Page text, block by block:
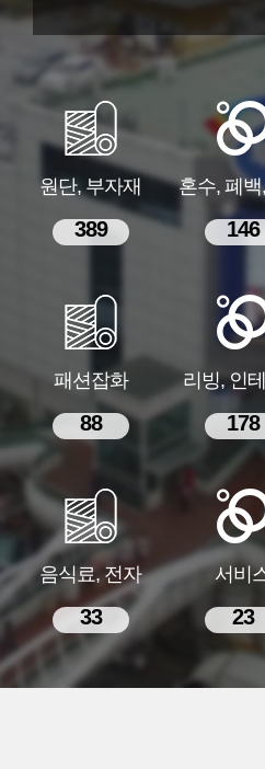
원단, 부자재
389
혼수, 폐
146
패션잡화
88
리빙, 인
178
음식료, 전자
33
서비
23